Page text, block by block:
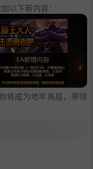
以下新内容：
将成为地牢高层，带领